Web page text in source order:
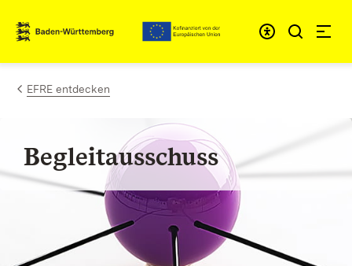
Zum Inhalt springen
Link zur Startseite
EFRE entdecken
Begleitausschuss